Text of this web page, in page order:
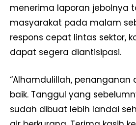
menerima laporan jebolnya
masyarakat pada malam
respons cepat lintas sektor,
dapat segera diantisipasi.
“Alhamdulillah, penanganan
baik. Tanggul yang
sudah dibuat lebih landai